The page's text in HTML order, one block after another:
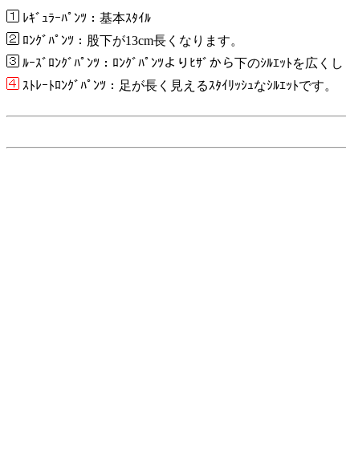
ﾚｷﾞｭﾗｰﾊﾟﾝﾂ：基本ｽﾀｲﾙ
ﾛﾝｸﾞﾊﾟﾝﾂ：股下が13cm長くなります。
ﾙｰｽﾞﾛﾝｸﾞﾊﾟﾝﾂ：ﾛﾝｸﾞﾊﾟﾝﾂよりﾋｻﾞから下のｼﾙｴｯﾄを広くし
ｽﾄﾚｰﾄﾛﾝｸﾞﾊﾟﾝﾂ：足が長く見えるｽﾀｲﾘｯｼｭなｼﾙｴｯﾄです。